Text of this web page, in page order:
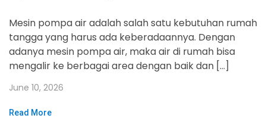
Mesin pompa air adalah salah satu kebutuhan rumah
tangga yang harus ada keberadaannya. Dengan
adanya mesin pompa air, maka air di rumah bisa
mengalir ke berbagai area dengan baik dan […]
June 10, 2026
Read More